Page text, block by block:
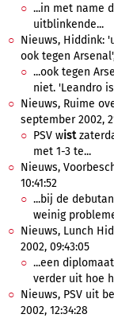
...in met name
uitblinkende...
Nieuws, Hiddink:
ook tegen
...ook tegen
niet. 'Leandro
Nieuws, Ruime
september 2002,
PSV wist
met 1-3 te...
Nieuws,
10:41:52
...bij de
weinig
Nieuws, Lunch
2002, 09:43:05
...een
verder uit hoe
Nieuws, PSV uit
2002, 12:34:28